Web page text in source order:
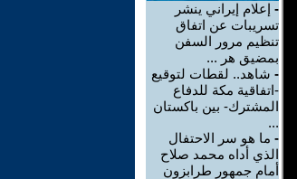
- إعلام إيراني ينشر
تسريبات عن اتفاق
تنظيم مرور السفن
بمضيق هر ...
- شاهد.. لقطات لتوقيع
-اتفاقية مكة للدفاع
المشترك- بين باكستان
...
- ما هو سر الاحتفال
الذي أداه محمد صلاح
أمام جمهور طرابزون